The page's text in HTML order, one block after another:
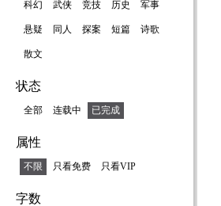
科幻 武侠 竞技 历史 军事
悬疑 同人 探案 短篇 诗歌
散文
状态
全部 连载中 已完成
属性
不限 只看免费 只看VIP
字数